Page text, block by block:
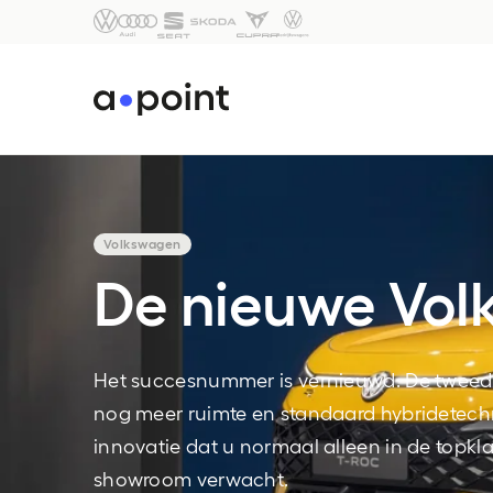
De nieuwe
Het succesnummer is vernieuwd. De
nog meer ruimte en standaard
innovatie dat u normaal alleen in de
showroom verwacht.
Volkswagen